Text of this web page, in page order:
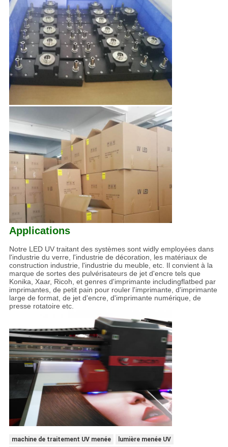
Applications
Notre LED UV traitant des systèmes sont widly employées dans
l'industrie du verre, l'industrie de décoration, les matériaux de
construction industrie, l'industrie du meuble, etc. Il convient à la
marque de sortes des pulvérisateurs de jet d'encre tels que
Konika, Xaar, Ricoh, et genres d'imprimante includingflatbed par
imprimantes, de petit pain pour rouler l'imprimante, d'imprimante
large de format, de jet d'encre, d'imprimante numérique, de
presse rotatoire etc.
machine de traitement UV menée
lumière menée UV